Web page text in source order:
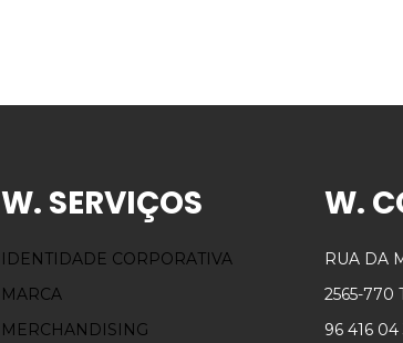
W. SERVIÇOS
IDENTIDADE CORPORATIVA
MARCA
MERCHANDISING
W.
RUA DA
2565-770
96 416 04